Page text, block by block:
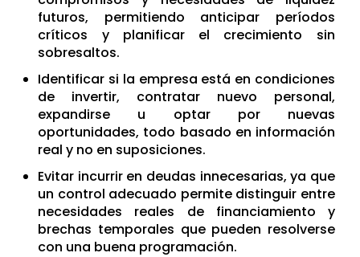
futuros, permitiendo anticipar períodos
críticos y planificar el crecimiento sin
sobresaltos.
Identificar si la empresa está en condiciones
de invertir, contratar nuevo personal,
expandirse u optar por nuevas
oportunidades, todo basado en información
real y no en suposiciones.
Evitar incurrir en deudas innecesarias, ya que
un control adecuado permite distinguir entre
necesidades reales de financiamiento y
brechas temporales que pueden resolverse
con una buena programación.